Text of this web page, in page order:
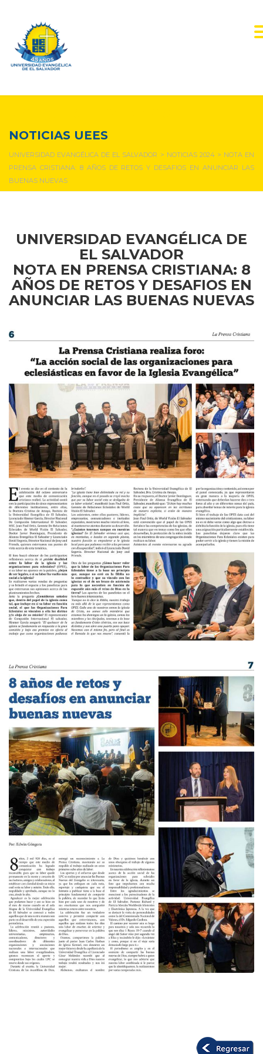
NOTICIAS UEES
UNIVERSIDAD EVANGÉLICA DE EL SALVADOR > NOTICIAS 2024> NOTA EN
PRENSA CRISTIANA: 8 AÑOS DE RETOS Y DESAFIOS EN ANUNCIAR LAS
BUENAS NUEVAS
UNIVERSIDAD EVANGÉLICA DE
EL SALVADOR
NOTA EN PRENSA CRISTIANA: 8
AÑOS DE RETOS Y DESAFIOS EN
ANUNCIAR LAS BUENAS NUEVAS